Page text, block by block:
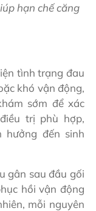
hạn chế căng
tình trạng đau
khó vận động,
sớm để xác
trị phù hợp,
đến sinh
gân sau đầu gối
hồi vận động
mỗi nguyên